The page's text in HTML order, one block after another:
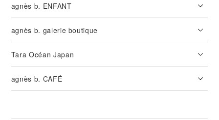
agnès b. ENFANT
agnès b. galerie boutique
Tara Océan Japan
agnès b. CAFÉ